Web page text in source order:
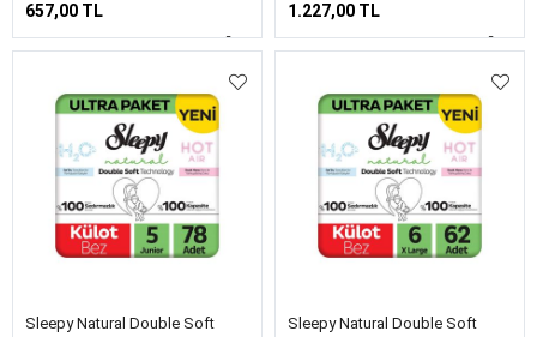
657,00 TL 1.227,00 TL
Sleepy Natural Double Soft
Sleepy Natural Double Soft